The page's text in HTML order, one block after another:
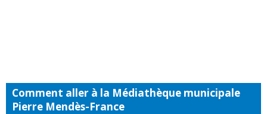
Comment aller à la Médiathèque municipale
Pierre Mendès-France